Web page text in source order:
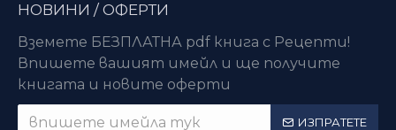
НОВИНИ / ОФЕРТИ
Вземете БЕЗПЛАТНА pdf книга с Рецепти!
Впишете вашият имейл и ще получите
книгата и новите оферти
ИЗПРАТЕТЕ